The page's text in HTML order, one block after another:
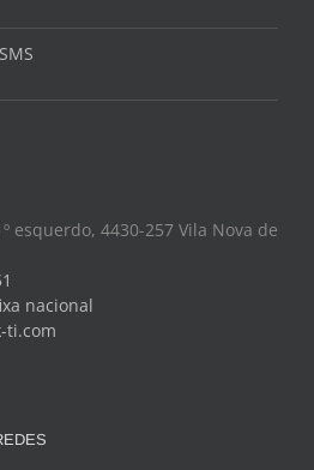
esquerdo, 4430-257 Vila Nova de
nacional
ti.com